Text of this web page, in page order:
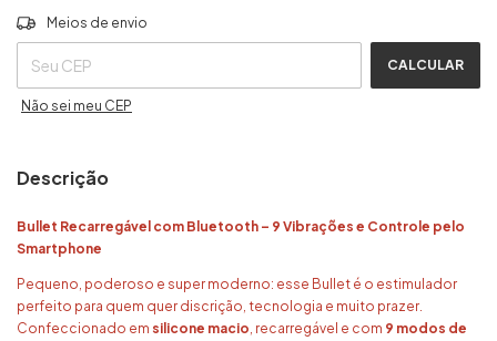
Entregas para o CEP:
Meios de envio
CALCULAR
Não sei meu CEP
Descrição
Bullet Recarregável com Bluetooth – 9 Vibrações e Controle pelo
Smartphone
Pequeno, poderoso e super moderno: esse Bullet é o estimulador
perfeito para quem quer discrição, tecnologia e muito prazer.
Confeccionado em silicone macio, recarregável e com 9 modos de